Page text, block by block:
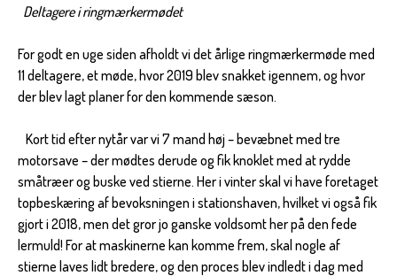
Deltagere i ringmærkermødet
For godt en uge siden afholdt vi det årlige ringmærkermøde med
11 deltagere, et møde, hvor 2019 blev snakket igennem, og hvor
der blev lagt planer for den kommende sæson.
Kort tid efter nytår var vi 7 mand høj – bevæbnet med tre
motorsave – der mødtes derude og fik knoklet med at rydde
småtræer og buske ved stierne. Her i vinter skal vi have foretaget
topbeskæring af bevoksningen i stationshaven, hvilket vi også fik
gjort i 2018, men det gror jo ganske voldsomt her på den fede
lermuld! For at maskinerne kan komme frem, skal nogle af
stierne laves lidt bredere, og den proces blev indledt i dag med